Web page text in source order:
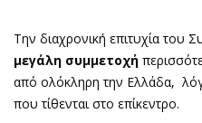
Την διαχρονική επιτυχία του
μεγάλη συμμετοχή
από ολόκληρη την Ελλάδα,
που τίθενται στο επίκεντρο.